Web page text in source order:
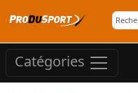
Catégories